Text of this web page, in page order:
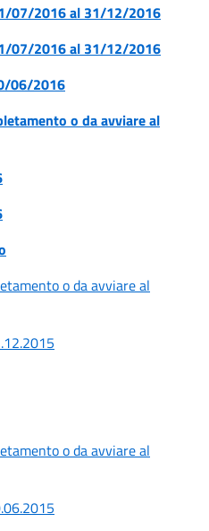
1/07/2016 al 31/12/2016
1/07/2016 al 31/12/2016
06/2016
o da avviare al
o da avviare al
o da avviare al